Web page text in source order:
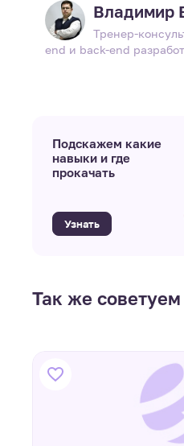
Владимир
Тренер-
end и back-end
Подскажем какие
навыки и где
прокачать
Узнать
Так же советуем